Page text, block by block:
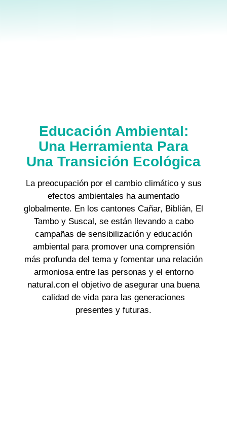
Educación Ambiental:
Una Herramienta Para
Una Transición Ecológica
La preocupación por el cambio climático y sus
efectos ambientales ha aumentado
globalmente. En los cantones Cañar, Biblián, El
Tambo y Suscal, se están llevando a cabo
campañas de sensibilización y educación
ambiental para promover una comprensión
más profunda del tema y fomentar una relación
armoniosa entre las personas y el entorno
natural.con el objetivo de asegurar una buena
calidad de vida para las generaciones
presentes y futuras.